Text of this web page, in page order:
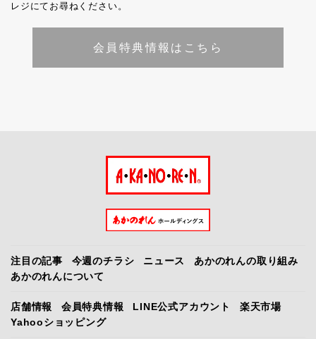
レジにてお尋ねください。
会員特典情報はこちら
注目の記事 今週のチラシ ニュース
あかのれんの取り組み
あかのれんについて
店舗情報 会員特典情報 LINE公式アカウント
楽天市場
Yahooショッピング